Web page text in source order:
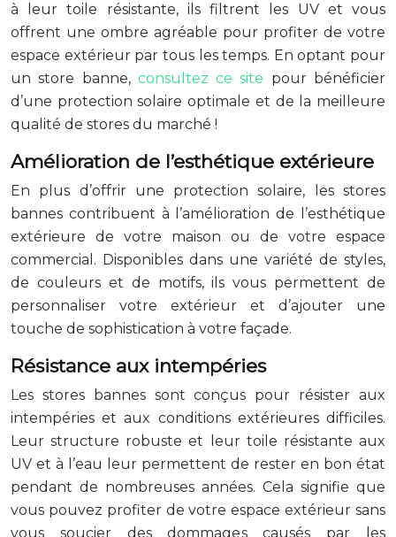
à leur toile résistante, ils filtrent les UV et vous
offrent une ombre agréable pour profiter de votre
espace extérieur par tous les temps. En optant pour
un store banne, consultez ce site pour bénéficier
d’une protection solaire optimale et de la meilleure
qualité de stores du marché !
Amélioration de l’esthétique extérieure
En plus d’offrir une protection solaire, les stores
bannes contribuent à l’amélioration de l’esthétique
extérieure de votre maison ou de votre espace
commercial. Disponibles dans une variété de styles,
de couleurs et de motifs, ils vous permettent de
personnaliser votre extérieur et d’ajouter une
touche de sophistication à votre façade.
Résistance aux intempéries
Les stores bannes sont conçus pour résister aux
intempéries et aux conditions extérieures difficiles.
Leur structure robuste et leur toile résistante aux
UV et à l’eau leur permettent de rester en bon état
pendant de nombreuses années. Cela signifie que
vous pouvez profiter de votre espace extérieur sans
vous soucier des dommages causés par les